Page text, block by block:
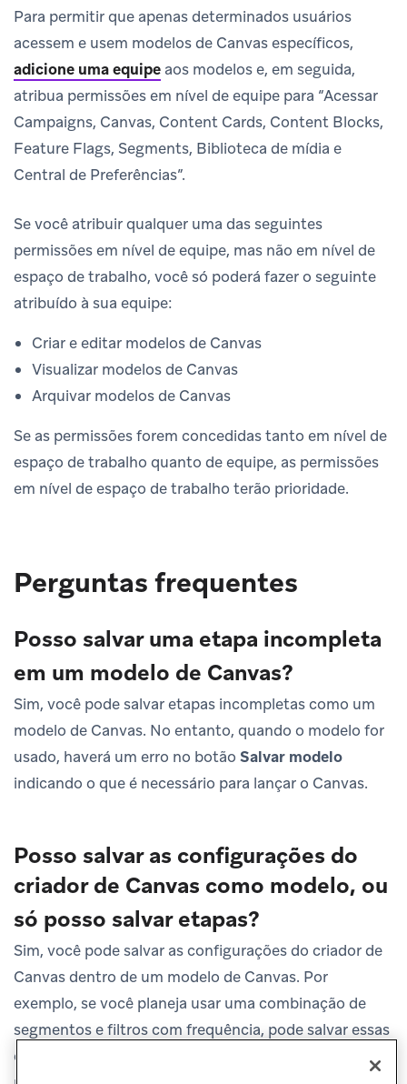
Para permitir que apenas determinados usuários
acessem e usem modelos de Canvas específicos,
adicione uma equipe aos modelos e, em seguida,
atribua permissões em nível de equipe para “Acessar
Campaigns, Canvas, Content Cards, Content Blocks,
Feature Flags, Segments, Biblioteca de mídia e
Central de Preferências”.
Se você atribuir qualquer uma das seguintes
permissões em nível de equipe, mas não em nível de
espaço de trabalho, você só poderá fazer o seguinte
atribuído à sua equipe:
Criar e editar modelos de Canvas
Visualizar modelos de Canvas
Arquivar modelos de Canvas
Se as permissões forem concedidas tanto em nível de
espaço de trabalho quanto de equipe, as permissões
em nível de espaço de trabalho terão prioridade.
Perguntas frequentes
Posso salvar uma etapa incompleta
em um modelo de Canvas?
Sim, você pode salvar etapas incompletas como um
modelo de Canvas. No entanto, quando o modelo for
usado, haverá um erro no botão Salvar modelo
indicando o que é necessário para lançar o Canvas.
Posso salvar as configurações do
criador de Canvas como modelo, ou
só posso salvar etapas?
Sim, você pode salvar as configurações do criador de
Canvas dentro de um modelo de Canvas. Por
exemplo, se você planeja usar uma combinação de
segmentos e filtros com frequência, pode salvar essas
configurações de